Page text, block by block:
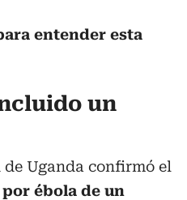
entender esta
un
Uganda confirmó el
ébola de un